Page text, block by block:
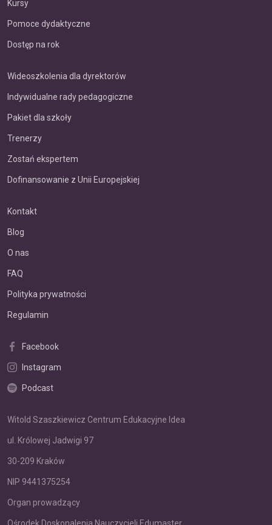
Kursy
Pomoce dydaktyczne
Dostęp na rok
Wideoszkolenia dla dyrektorów
Indywidualne rady pedagogiczne
Pakiet dla szkoły
Trenerzy
Zostań ekspertem
Dofinansowanie z Unii Europejskiej
Kontakt
Blog
O nas
FAQ
Polityka prywatności
Regulamin
Facebook
Instagram
Podcast
Witold Szaszkiewicz Centrum Edukacyjne Idea
ul. Królowej Jadwigi 97
30-209 Kraków
NIP 9441375254
Organ prowadzący